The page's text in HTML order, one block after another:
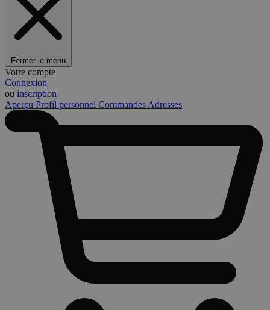
Fermer le menu
Votre compte
Connexion
ou inscription
Aperçu Profil personnel Commandes Adresses